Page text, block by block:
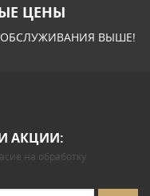
ЦЕНЫ
ОБСЛУЖИВАНИЯ ВЫШЕ!
АКЦИИ:
на обработку